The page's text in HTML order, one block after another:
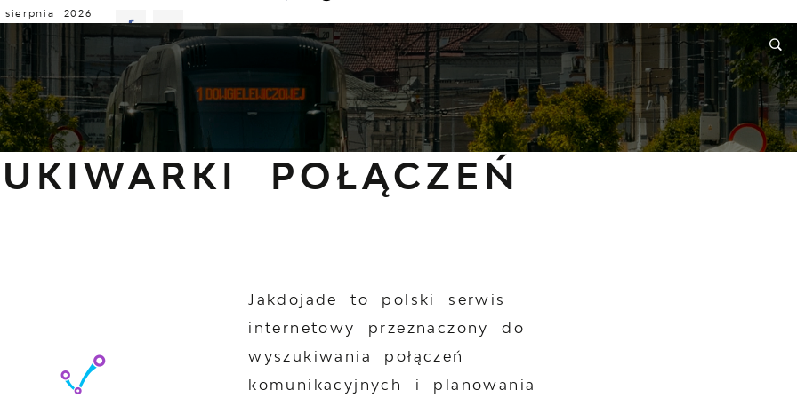
2026
KOMUNIKATY NASZA OFERTA INFORMACJE WNIOSKI I REKLAMACJE KONTAKT
Wyszukiwarki połączeń
POŁĄCZEŃ
Jakdojade to polski serwis
internetowy przeznaczony do
wyszukiwania połączeń
komunikacyjnych i planowania